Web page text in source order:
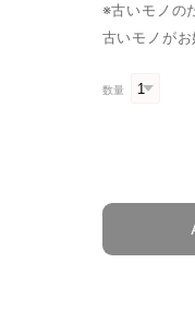
※古いモノの
古いモノが
数量